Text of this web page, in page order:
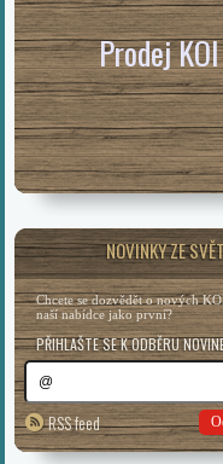
Prodej KOI
NOVINKY ZE
Chcete se dozvědět o nových
naší nabídce jako první?
PŘIHLAŠTE SE K ODBĚRU
RSS feed